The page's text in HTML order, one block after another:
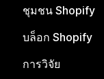
ชุมชน Shopify
บล็อก Shopify
การวิจัย